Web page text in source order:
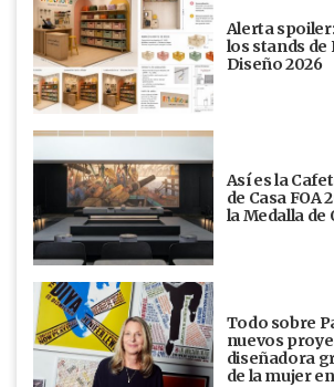
Alerta
los stands de
Diseño 2026
Así es la
de Casa FOA
la Medalla de
Todo sobre
nuevos
diseñadora
de la mujer